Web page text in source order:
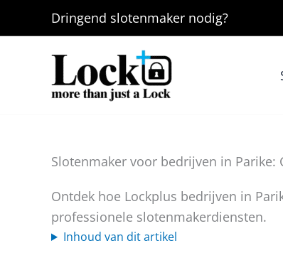
Dringend slotenmaker nodig?
Slotenmaker voor bedrijven in Parike:
Ontdek hoe Lockplus bedrijven in
professionele slotenmakerdiensten.
Inhoud van dit artikel